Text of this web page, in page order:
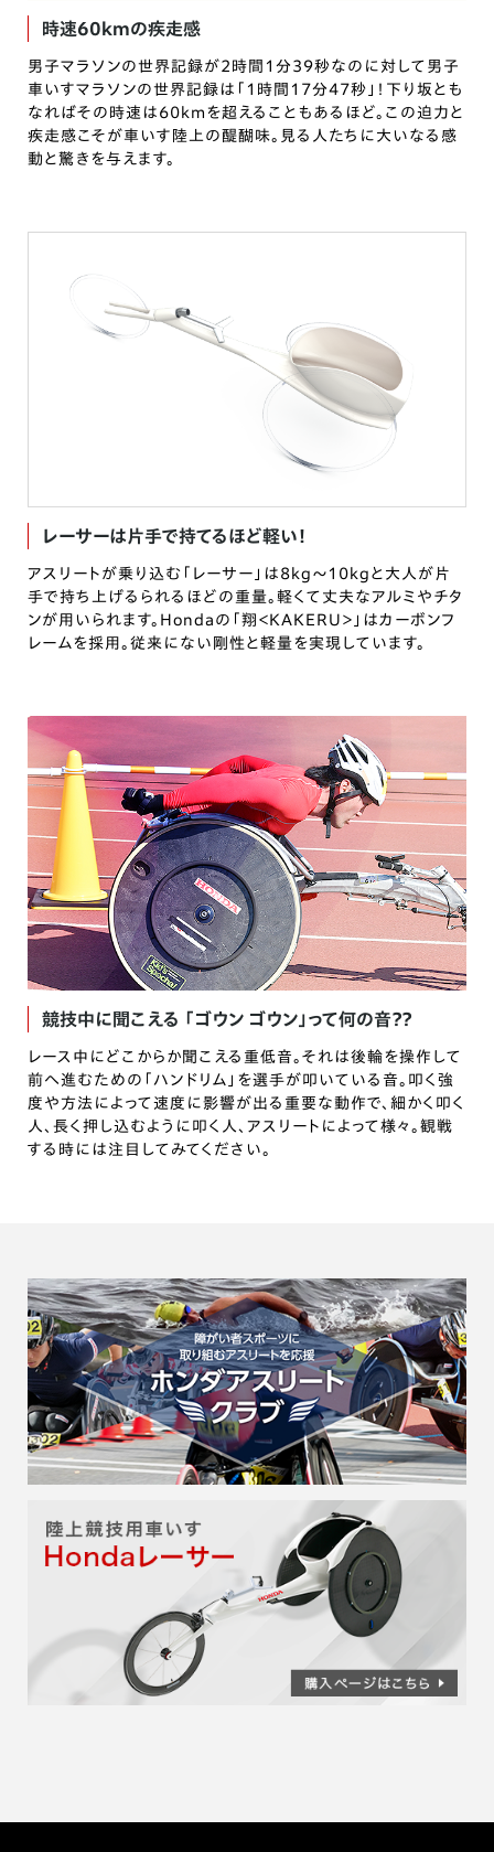
時速60kmの疾走感
男子マラソンの世界記録が2時間1分39秒なのに対して男子
車いすマラソンの世界記録は「1時間17分47秒」！下り坂とも
なればその時速は60kmを超えることもあるほど。この迫力と
疾走感こそが車いす陸上の醍醐味。見る人たちに大いなる感
動と驚きを与えます。
レーサーは片手で持てるほど軽い！
アスリートが乗り込む「レーサー」は8kg～10kgと大人が片
手で持ち上げるられるほどの重量。軽くて丈夫なアルミやチタ
ンが用いられます。Hondaの「翔＜KAKERU＞」はカーボンフ
レームを採用。従来にない剛性と軽量を実現しています。
競技中に聞こえる 「ゴウン ゴウン」って何の音？？
レース中にどこからか聞こえる重低音。それは後輪を操作して
前へ進むための「ハンドリム」を選手が叩いている音。叩く強
度や方法によって速度に影響が出る重要な動作で、細かく叩く
人、長く押し込むように叩く人、アスリートによって様々。観戦
する時には注目してみてください。